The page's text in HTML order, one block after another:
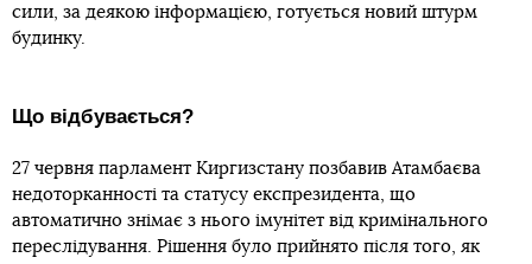
сили, за деякою інформацією, готується новий штурм
будинку.
Що відбувається?
27 червня парламент Киргизстану позбавив Атамбаєва
недоторканності та статусу експрезидента, що
автоматично знімає з нього імунітет від кримінального
переслідування. Рішення було прийнято після того, як